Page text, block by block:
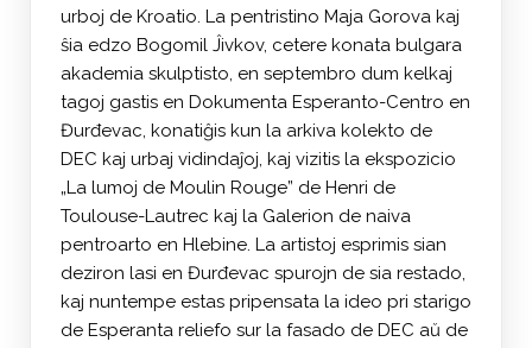
urboj de Kroatio. La pentristino Maja Gorova kaj
ŝia edzo Bogomil Ĵivkov, cetere konata bulgara
akademia skulptisto, en septembro dum kelkaj
tagoj gastis en Dokumenta Esperanto-Centro en
Đurđevac, konatiĝis kun la arkiva kolekto de
DEC kaj urbaj vidindaĵoj, kaj vizitis la ekspozicio
„La lumoj de Moulin Rouge” de Henri de
Toulouse-Lautrec kaj la Galerion de naiva
pentroarto en Hlebine. La artistoj esprimis sian
deziron lasi en Đurđevac spurojn de sia restado,
kaj nuntempe estas pripensata la ideo pri starigo
de Esperanta reliefo sur la fasado de DEC aŭ de